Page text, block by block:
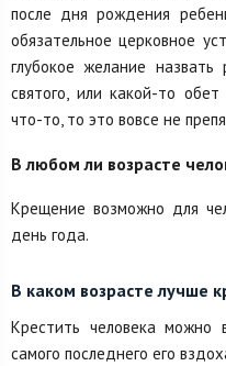
после дня рождения
обязательное церковное
глубокое желание
святого, или какой-то
что-то, то это вовсе не
В любом ли возрасте
Крещение возможно для
день года.
В каком возрасте лучше
Крестить человека
самого последнего его